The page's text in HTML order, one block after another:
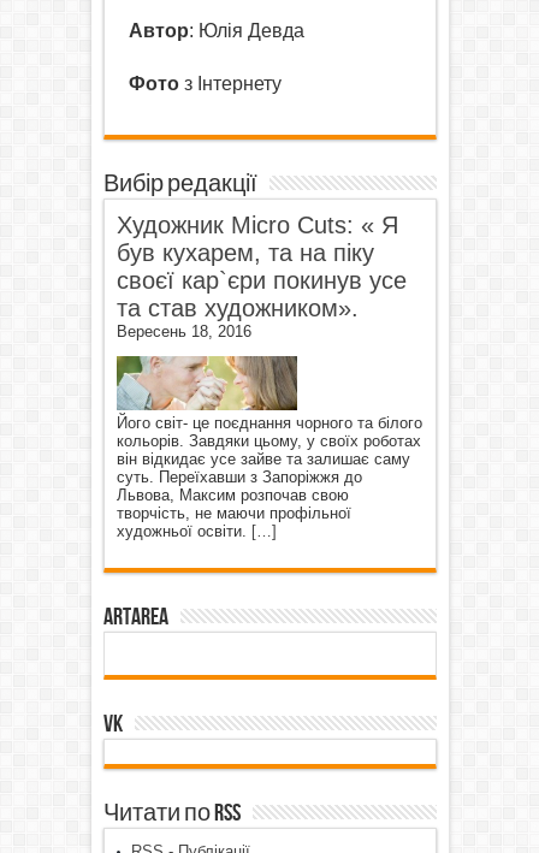
Автор: Юлія Девда
Фотоз Інтернету
Вибір редакції
Художник Micro Cuts: « Я
був кухарем, та на піку
своєї кар`єри покинув усе
та став художником».
Вересень 18, 2016
Його світ- це поєднання чорного та білого
кольорів. Завдяки цьому, у своїх роботах
він відкидає усе зайве та залишає саму
суть. Переїхавши з Запоріжжя до
Львова, Максим розпочав свою
творчість, не маючи профільної
художньої освіти. […]
ArtArea
VK
Читати по RSS